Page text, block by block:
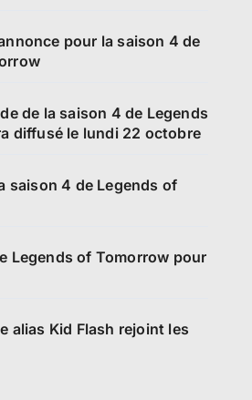
pour la saison 4 de
de la saison 4 de Legends
diffusé le lundi 22 octobre
saison 4 de Legends of
Legends of Tomorrow pour
alias Kid Flash rejoint les